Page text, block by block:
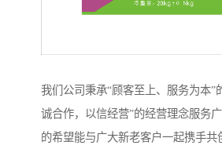
我们公司秉承“顾客至上、服务为本”
诚合作，以信经营”的经营理念服务
的希望能与广大新老客户一起携手共